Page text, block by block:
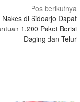
Pos berikutnya
Nakes di Sidoarjo Dapat
1.200 Paket Berisi
Daging dan Telur